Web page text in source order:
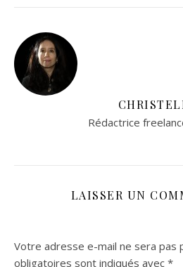
Rédactrice
LAISSER UN
Votre adresse e-mail ne sera pas
obligatoires sont indiqués avec *